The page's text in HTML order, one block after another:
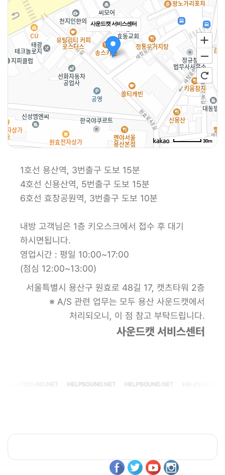
사운드캣 서비스센터
30m
1호선 용산역, 3번출구 도보 15분
4호선 신용산역, 5번출구 도보 15분
6호선 효창공원역, 3번출구 도보 10분
내방 고객님은 1층 키오스크에서 접수 후 대기
하시면됩니다.
영업시간 : 평일 10:00~17:00
(점심 12:00~13:00)
서울특별시 용산구 원효로 48길 17, 캣츠타워 2층
※ A/S 관련 업무는 모두 용산 사운드캣에서
처리되오니, 이 점 참고 부탁드립니다.
사운드캣 서비스센터